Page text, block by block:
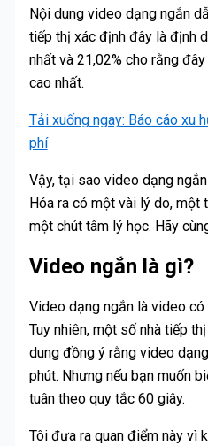
Nội dung video dạng ngắn
tiếp thị xác định đây là định
nhất và 21,02% cho rằng
cao nhất.
Tải xuống ngay: Báo cáo xu
phí
Vậy, tại sao video dạng
Hóa ra có một vài lý do, một
một chút tâm lý học. Hãy
Video ngắn là gì?
Video dạng ngắn là video
Tuy nhiên, một số nhà tiếp
dung đồng ý rằng video
phút. Nhưng nếu bạn muốn
tuân theo quy tắc 60 giây.
Tôi đưa ra quan điểm này vì